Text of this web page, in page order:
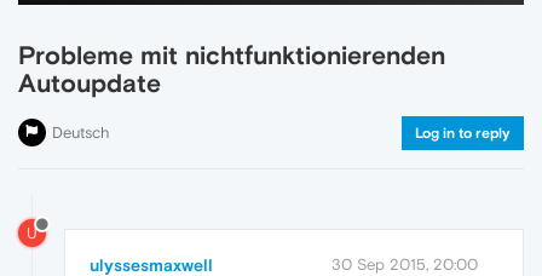
Probleme mit nichtfunktionierenden
Autoupdate
Deutsch Log in to reply
U
ulyssesmaxwell 30 Sep 2015, 20:00